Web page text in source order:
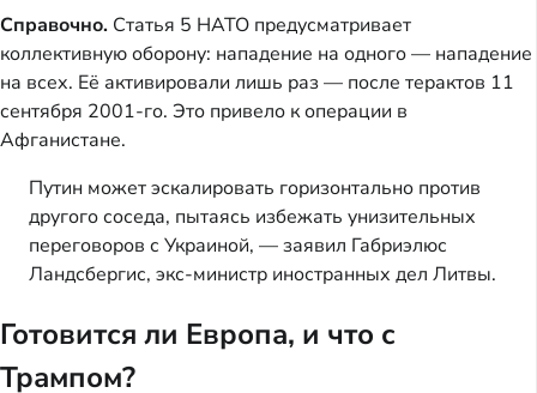
Справочно. Статья 5 НАТО предусматривает
коллективную оборону: нападение на одного — нападение
на всех. Её активировали лишь раз — после терактов 11
сентября 2001-го. Это привело к операции в
Афганистане.
Путин может эскалировать горизонтально против
другого соседа, пытаясь избежать унизительных
переговоров с Украиной, — заявил Габриэлюс
Ландсбергис, экс-министр иностранных дел Литвы.
Готовится ли Европа, и что с
Трампом?